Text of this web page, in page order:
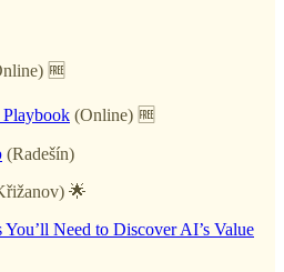
🆓
(Online) 🆓
(Radešín)
🌟
Need to Discover AI’s Value